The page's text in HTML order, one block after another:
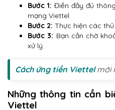
Bước 1: Điền đầy đủ
mạng Viettel.
Bước 2: Thực hiện các
Bước 3: Bạn cần chờ
xử lý.
Cách ứng tiền Viettelmới
Những thông tin cần
Viettel